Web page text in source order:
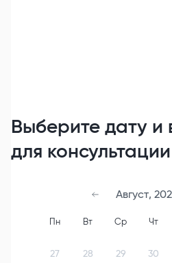
Выберите дату и
для консультации
Август,
Пн Вт Ср Чт
27 28 29 30